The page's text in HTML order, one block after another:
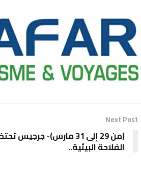
Next Post
(من 29 إلى 31 مارس)-
الفلاحة البيئية..